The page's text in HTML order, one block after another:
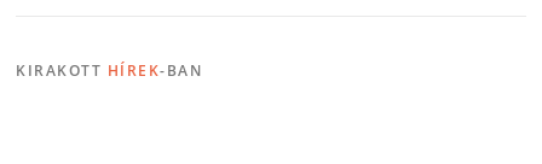
KIRAKOTT HÍREK-BAN